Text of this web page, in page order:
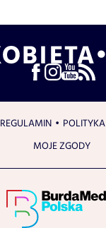
REGULAMIN
MOJE ZGODY